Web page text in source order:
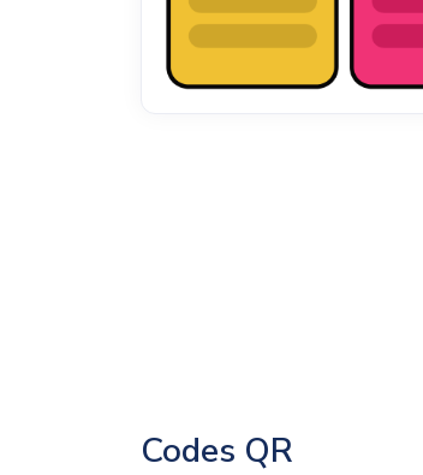
Codes QR